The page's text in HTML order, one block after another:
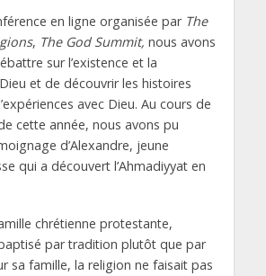
en ligne organisée par The
, The God Summit, nous avons
sur l’existence et la
et de découvrir les histoires
avec Dieu. Au cours de
cette année, nous avons pu
d’Alexandre, jeune
qui a découvert l’Ahmadiyyat en
chrétienne protestante,
par tradition plutôt que par
sa famille, la religion ne faisait pas